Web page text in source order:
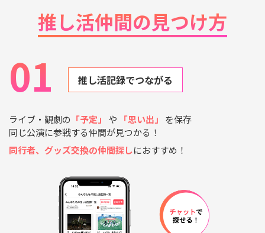
「最近RESCENEにハマったけど、どこから楽しくスタートすればいいか
わからない」という方も大歓迎❣️
の推し活を楽しんでください！
推し活仲間の見つけ方
01 推し活記録でつながる
ライブ・観劇の 「予定」 や 「思い出」
を保存
同じ公演に参戦する仲間が見つかる！
同行者、グッズ交換の仲間探しにおすすめ！